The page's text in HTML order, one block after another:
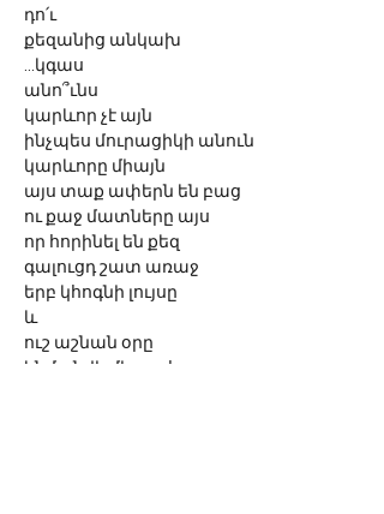
դո՛ւ
քեզանից անկախ
...կգաս
անո՞ւնս
կարևոր չէ այն
ինչպես մուրացիկի անուն
կարևորը միայն
այս տաք ափերն են բաց
ու քաջ մատները այս
որ հորինել են քեզ
գալուցդ շատ առաջ
երբ կհոգնի լույսը
և
ուշ աշնան օրը
կնմանվի մի պահ